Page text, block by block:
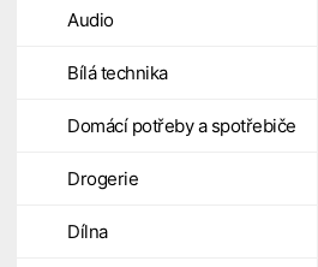
Audio
Bílá technika
Domácí potřeby a spotřebiče
Drogerie
Dílna